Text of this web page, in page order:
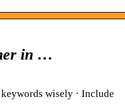
in …
wisely · Include